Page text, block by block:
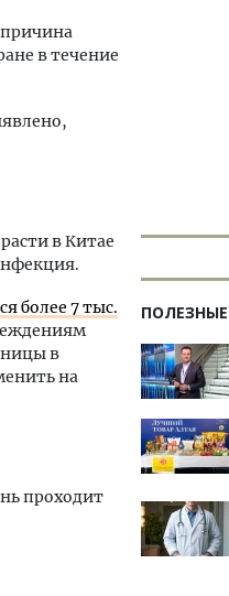
в течение
в Китае
более 7 тыс.
в
на
проходит